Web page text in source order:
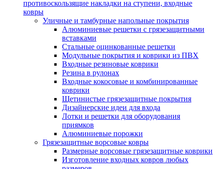
противоскользящие накладки на ступени, входные
ковры
Уличные и тамбурные напольные покрытия
Алюминиевые решетки с грязезащитными
вставками
Стальные оцинкованные решетки
Модульные покрытия и коврики из ПВХ
Входные резиновые коврики
Резина в рулонах
Входные кокосовые и комбинированные
коврики
Щетинистые грязезащитные покрытия
Дизайнерские идеи для входа
Лотки и решетки для оборудования
приямков
Алюминиевые порожки
Грязезащитные ворсовые ковры
Размерные ворсовые грязезащитные коврики
Изготовление входных ковров любых